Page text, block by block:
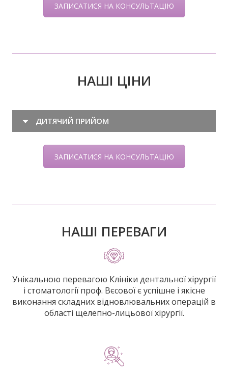
ЗАПИСАТИСЯ НА КОНСУЛЬТАЦІЮ
НАШІ ЦІНИ
ДИТЯЧИЙ ПРИЙОМ
ЗАПИСАТИСЯ НА КОНСУЛЬТАЦІЮ
НАШІ ПЕРЕВАГИ
Унікальною перевагою Клініки дентальної хірургії
і стоматології проф. Вєсової є успішне і якісне
виконання складних відновлювальних операцій в
області щелепно-лицьової хірургії.